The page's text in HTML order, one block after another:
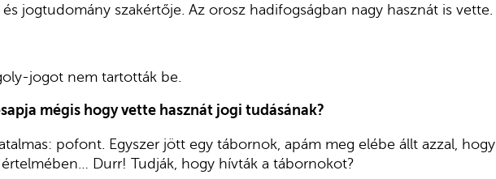
jogtudomány szakértője. Az orosz hadifogságban nagy hasznát is vette.
jogot nem tartották be.
mégis hogy vette hasznát jogi tudásának?
pofont. Egyszer jött egy tábornok, apám meg elébe állt azzal, hogy
Durr! Tudják, hogy hívták a tábornokot?